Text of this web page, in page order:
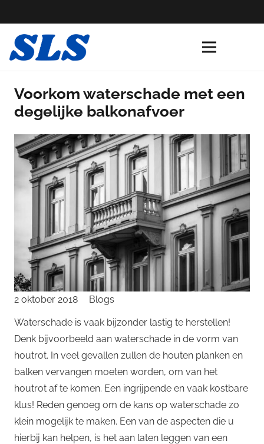
Voorkom waterschade met een
degelijke balkonafvoer
2 oktober 2018 Blogs
Waterschade is vaak bijzonder lastig te herstellen!
Denk bijvoorbeeld aan waterschade in de vorm van
houtrot. In veel gevallen zullen de houten planken en
balken vervangen moeten worden, om van het
houtrot af te komen. Een ingrijpende en vaak kostbare
klus! Reden genoeg om de kans op waterschade zo
klein mogelijk te maken. Een van de aspecten die u
hierbij kan helpen, is het aan laten leggen van een